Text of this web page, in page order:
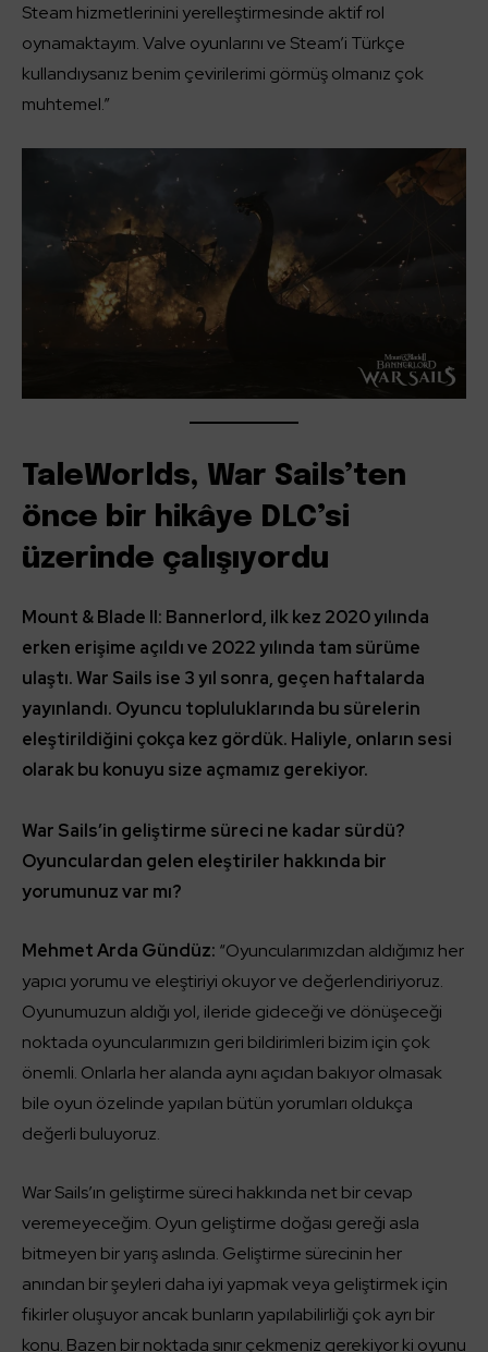
Steam hizmetlerinini yerelleştirmesinde aktif rol
oynamaktayım. Valve oyunlarını ve Steam’i Türkçe
kullandıysanız benim çevirilerimi görmüş olmanız çok
muhtemel.”
TaleWorlds, War Sails’ten
önce bir hikâye DLC’si
üzerinde çalışıyordu
Mount & Blade II: Bannerlord, ilk kez 2020 yılında
erken erişime açıldı ve 2022 yılında tam sürüme
ulaştı. War Sails ise 3 yıl sonra, geçen haftalarda
yayınlandı. Oyuncu topluluklarında bu sürelerin
eleştirildiğini çokça kez gördük. Haliyle, onların sesi
olarak bu konuyu size açmamız gerekiyor.
War Sails’in geliştirme süreci ne kadar sürdü?
Oyunculardan gelen eleştiriler hakkında bir
yorumunuz var mı?
Mehmet Arda Gündüz: “Oyuncularımızdan aldığımız her
yapıcı yorumu ve eleştiriyi okuyor ve değerlendiriyoruz.
Oyunumuzun aldığı yol, ileride gideceği ve dönüşeceği
noktada oyuncularımızın geri bildirimleri bizim için çok
önemli. Onlarla her alanda aynı açıdan bakıyor olmasak
bile oyun özelinde yapılan bütün yorumları oldukça
değerli buluyoruz.
War Sails’ın geliştirme süreci hakkında net bir cevap
veremeyeceğim. Oyun geliştirme doğası gereği asla
bitmeyen bir yarış aslında. Geliştirme sürecinin her
anından bir şeyleri daha iyi yapmak veya geliştirmek için
fikirler oluşuyor ancak bunların yapılabilirliği çok ayrı bir
konu. Bazen bir noktada sınır çekmeniz gerekiyor ki oyunu